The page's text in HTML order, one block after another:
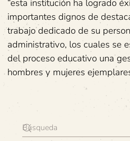
“esta institución ha logrado
importantes dignos de
trabajo dedicado de su
administrativo, los cuales se
del proceso educativo una
hombres y mujeres